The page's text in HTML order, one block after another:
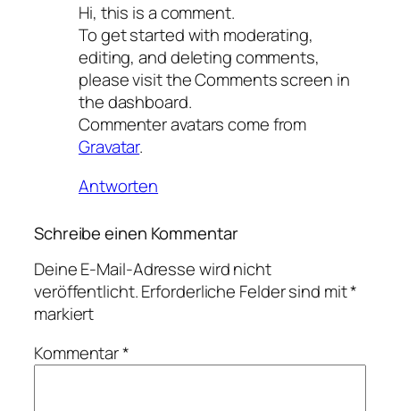
Hi, this is a comment.
To get started with moderating,
editing, and deleting comments,
please visit the Comments screen in
the dashboard.
Commenter avatars come from
Gravatar.
Antworten
Schreibe einen Kommentar
Deine E-Mail-Adresse wird nicht
veröffentlicht.Erforderliche Felder sind mit*
markiert
Kommentar*